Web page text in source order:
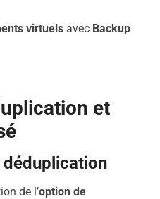
virtuels avec Backup
et
de l’option de